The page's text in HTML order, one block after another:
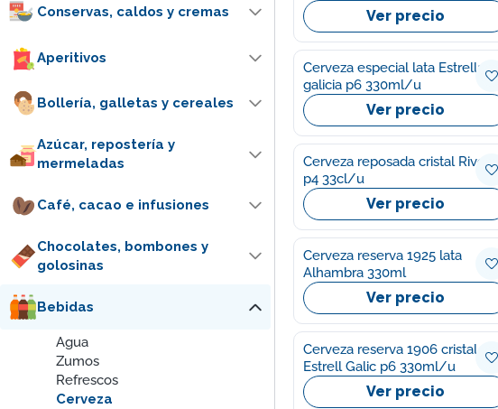
Conservas, caldos y cremas
Aperitivos
Bollería, galletas y cereales
Azúcar, repostería y
mermeladas
Café, cacao e infusiones
Chocolates, bombones y
golosinas
Bebidas
Agua
Zumos
Refrescos
Cerveza
Ver precio
Cerveza especial lata Estrella
galicia p6 330ml/u
Ver precio
Cerveza reposada cristal Rivera
p4 33cl/u
Ver precio
Cerveza reserva 1925 lata
Alhambra 330ml
Ver precio
Cerveza reserva 1906 cristal
Estrell Galic p6 330ml/u
Ver precio